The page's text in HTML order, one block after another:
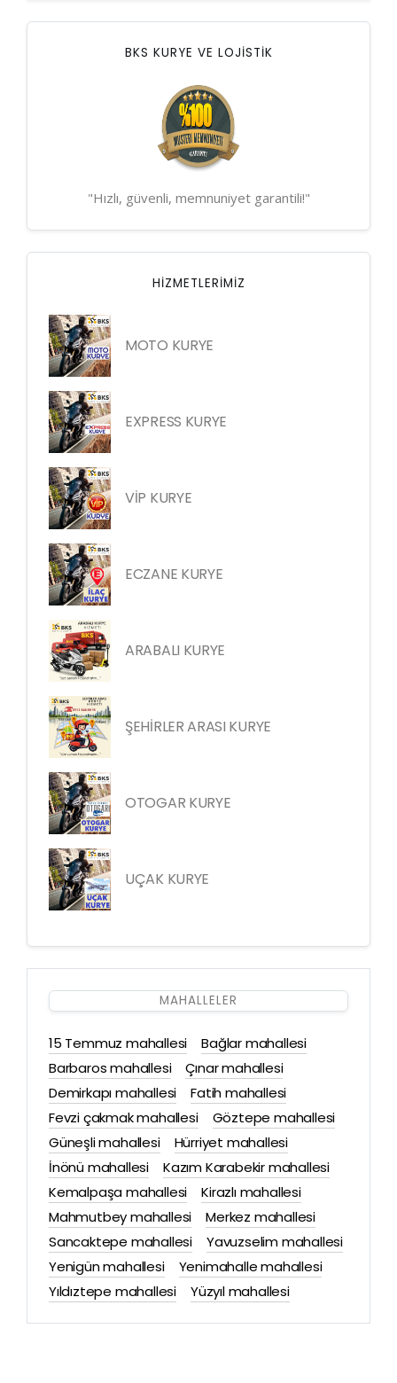
BKS KURYE VE LOJİSTİK
"Hızlı, güvenli, memnuniyet garantili!"
HIZMETLERIMIZ
MOTO KURYE
EXPRESS KURYE
VİP KURYE
ECZANE KURYE
ARABALI KURYE
ŞEHİRLER ARASI KURYE
OTOGAR KURYE
UÇAK KURYE
MAHALLELER
15 Temmuz mahallesi
Bağlar mahallesi
Barbaros mahallesi
Çınar mahallesi
Demirkapı mahallesi
Fatih mahallesi
Fevzi çakmak mahallesi
Göztepe mahallesi
Güneşli mahallesi
Hürriyet mahallesi
İnönü mahallesi
Kazım Karabekir mahallesi
Kemalpaşa mahallesi
Kirazlı mahallesi
Mahmutbey mahallesi
Merkez mahallesi
Sancaktepe mahallesi
Yavuzselim mahallesi
Yenigün mahallesi
Yenimahalle mahallesi
Yıldıztepe mahallesi
Yüzyıl mahallesi